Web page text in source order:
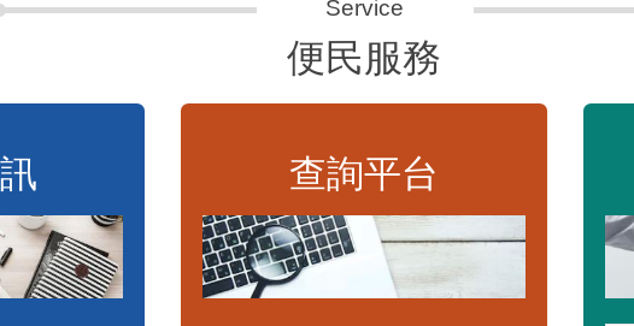
便民服務
查詢平台